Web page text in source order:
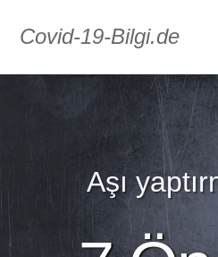
Covid-19-Bilgi.de
Aşı